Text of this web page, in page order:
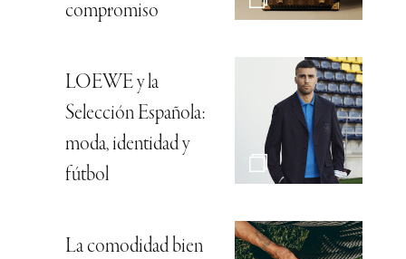
compromiso
LOEWE y la
Selección Española:
moda, identidad y
fútbol
La comodidad bien